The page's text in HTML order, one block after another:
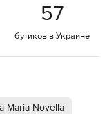
57
бутиков в Украине
Maria Novella